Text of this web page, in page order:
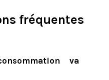
fréquentes
va